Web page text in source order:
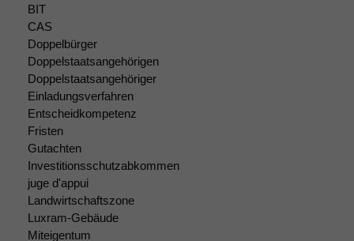
BIT
CAS
Doppelbürger
Doppelstaatsangehörigen
Doppelstaatsangehöriger
Einladungsverfahren
Entscheidkompetenz
Fristen
Gutachten
Investitionsschutzabkommen
juge d'appui
Landwirtschaftszone
Luxram-Gebäude
Miteigentum